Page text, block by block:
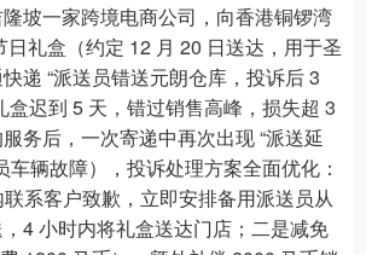
坡一家跨境电商公司，向香港铜锣湾
日礼盒（约定 12 月 20 日送达，用于圣
递 “派送员错送元朗仓库，投诉后 3
盒迟到 5 天，错过销售高峰，损失超 3
务后，一次寄递中再次出现 “派送延
车辆故障），投诉处理方案全面优化：
系客户致歉，立即安排备用派送员从
4 小时内将礼盒送达门店；二是减免